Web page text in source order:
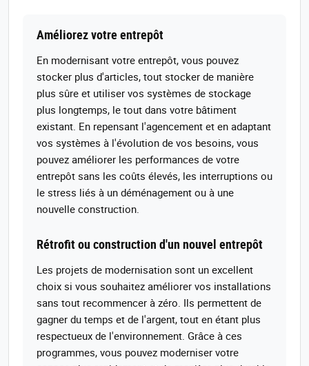
Améliorez votre entrepôt
En modernisant votre entrepôt, vous pouvez
stocker plus d'articles, tout stocker de manière
plus sûre et utiliser vos systèmes de stockage
plus longtemps, le tout dans votre bâtiment
existant. En repensant l'agencement et en adaptant
vos systèmes à l'évolution de vos besoins, vous
pouvez améliorer les performances de votre
entrepôt sans les coûts élevés, les interruptions ou
le stress liés à un déménagement ou à une
nouvelle construction.
Rétrofit ou construction d'un nouvel entrepôt
Les projets de modernisation sont un excellent
choix si vous souhaitez améliorer vos installations
sans tout recommencer à zéro. Ils permettent de
gagner du temps et de l'argent, tout en étant plus
respectueux de l'environnement. Grâce à ces
programmes, vous pouvez moderniser votre